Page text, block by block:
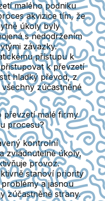
malého podniku
akvizice tím, že
úkoly byly
s nedodržením
závazky.
přístupu k
k převzetí
hladký převod, z
zúčastněné
malé firmy
procesu?
kontrolní
zvládnutelné úkoly,
provoz.
stanoví priority
a jasnou
zúčastněné strany.